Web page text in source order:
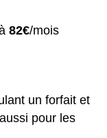
82€/mois
un forfait et
pour les